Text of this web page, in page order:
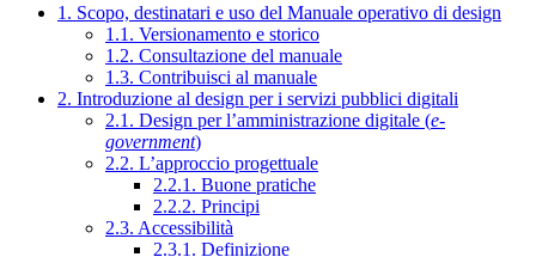
1. Scopo, destinatari e uso del Manuale operativo di design
1.1. Versionamento e storico
1.2. Consultazione del manuale
1.3. Contribuisci al manuale
2. Introduzione al design per i servizi pubblici digitali
2.1. Design per l’amministrazione digitale (e-
government)
2.2. L’approccio progettuale
2.2.1. Buone pratiche
2.2.2. Principi
2.3. Accessibilità
2.3.1. Definizione